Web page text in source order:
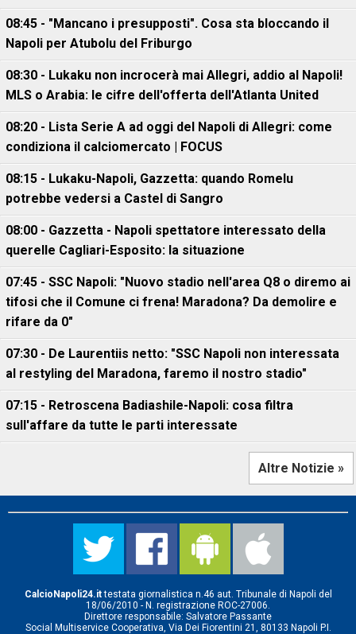
08:45 - "Mancano i presupposti". Cosa sta bloccando il
Napoli per Atubolu del Friburgo
08:30 - Lukaku non incrocerà mai Allegri, addio al Napoli!
MLS o Arabia: le cifre dell'offerta dell'Atlanta United
08:20 - Lista Serie A ad oggi del Napoli di Allegri: come
condiziona il calciomercato | FOCUS
08:15 - Lukaku-Napoli, Gazzetta: quando Romelu
potrebbe vedersi a Castel di Sangro
08:00 - Gazzetta - Napoli spettatore interessato della
querelle Cagliari-Esposito: la situazione
07:45 - SSC Napoli: "Nuovo stadio nell'area Q8 o diremo ai
tifosi che il Comune ci frena! Maradona? Da demolire e
rifare da 0"
07:30 - De Laurentiis netto: "SSC Napoli non interessata
al restyling del Maradona, faremo il nostro stadio"
07:15 - Retroscena Badiashile-Napoli: cosa filtra
sull'affare da tutte le parti interessate
Altre Notizie »
CalcioNapoli24.ittestata giornalistica n.46 aut. Tribunale di Napoli del
18/06/2010 - N. registrazione ROC-27006.
Direttore responsabile: Salvatore Passante
Social Multiservice Cooperativa, Via Dei Fiorentini 21, 80133 Napoli P.I.